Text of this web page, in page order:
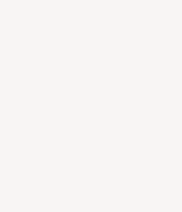
d’un